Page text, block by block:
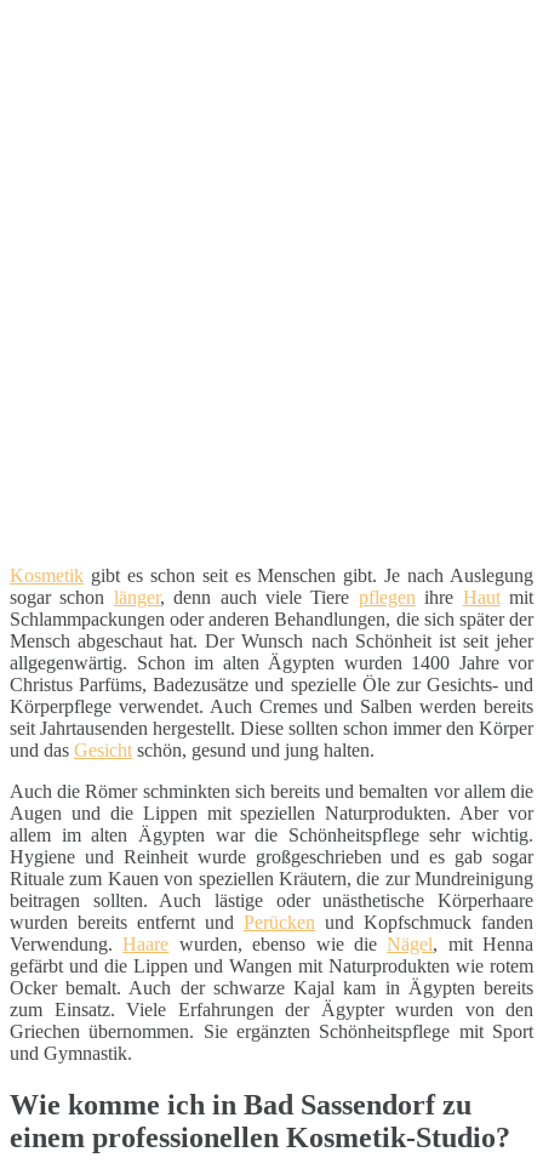
Kosmetik gibt es schon seit es Menschen gibt. Je nach Auslegung
sogar schon länger, denn auch viele Tiere pflegen ihre Hautmit
Schlammpackungen oder anderen Behandlungen, die sich später der
Mensch abgeschaut hat. Der Wunsch nach Schönheit ist seit jeher
allgegenwärtig. Schon im alten Ägypten wurden 1400 Jahre vor
Christus Parfüms, Badezusätze und spezielle Öle zur Gesichts- und
Körperpflege verwendet. Auch Cremes und Salben werden bereits
seit Jahrtausenden hergestellt. Diese sollten schon immer den Körper
und das Gesicht schön, gesund und jung halten.
Auch die Römer schminkten sich bereits und bemalten vor allem die
Augen und die Lippen mit speziellen Naturprodukten. Aber vor
allem im alten Ägypten war die Schönheitspflege sehr wichtig.
Hygiene und Reinheit wurde großgeschrieben und es gab sogar
Rituale zum Kauen von speziellen Kräutern, die zur Mundreinigung
beitragen sollten. Auch lästige oder unästhetische Körperhaare
wurden bereits entfernt und Perücken und Kopfschmuck fanden
Verwendung.Haare wurden, ebenso wie dieNägel, mit Henna
gefärbt und die Lippen und Wangen mit Naturprodukten wie rotem
Ocker bemalt. Auch der schwarze Kajal kam in Ägypten bereits
zum Einsatz. Viele Erfahrungen der Ägypter wurden von den
Griechen übernommen. Sie ergänzten Schönheitspflege mit Sport
und Gymnastik.
Wie komme ich in Bad Sassendorf zu
einem professionellen Kosmetik-Studio?